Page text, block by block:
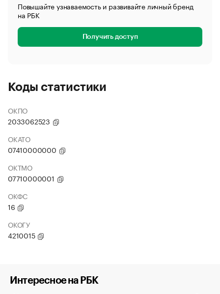
Повышайте узнаваемость и развивайте личный бренд
на РБК
Получить доступ
Коды статистики
ОКПО
2033062523
ОКАТО
07410000000
ОКТМО
07710000001
ОКФС
16
ОКОГУ
4210015
Интересное на РБК